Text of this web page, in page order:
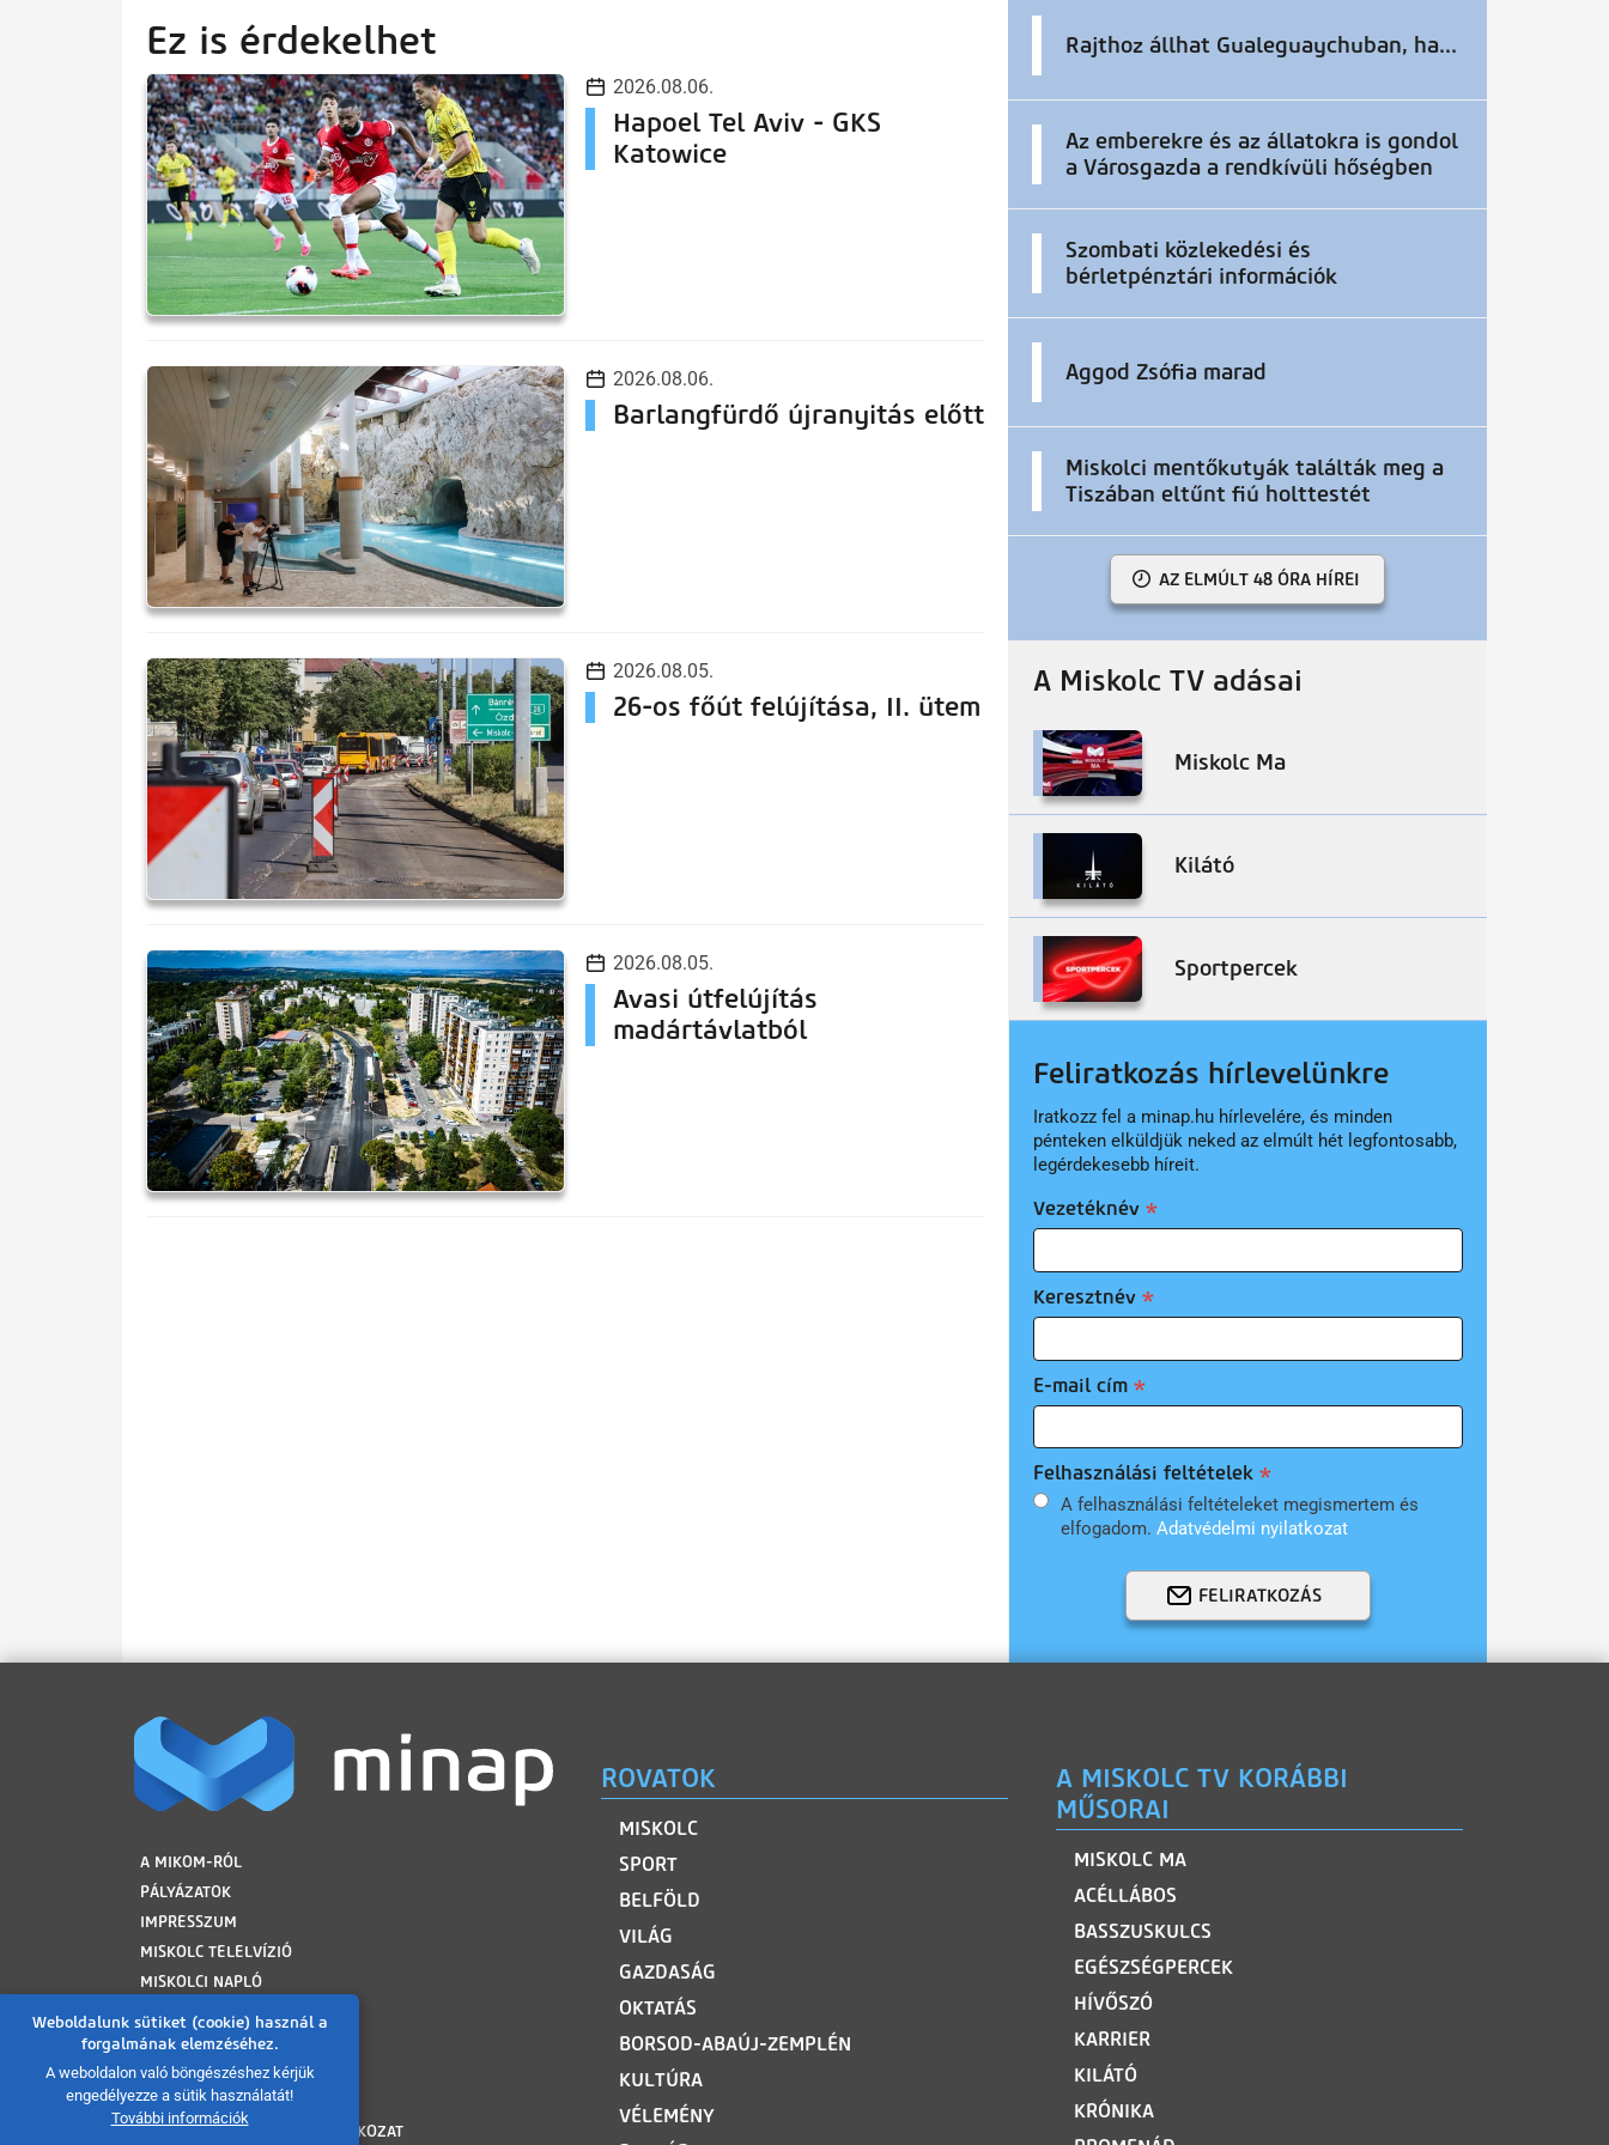
Weboldalunk sütiket (cookie) használ a
forgalmának elemzéséhez.
A weboldalon való böngészéshez kérjük
engedélyezze a sütik használatát!
További információk
Ez is érdekelhet
2026.08.06.
Hapoel Tel Aviv - GKS
Katowice
2026.08.06.
Barlangfürdő újranyitás előtt
2026.08.05.
26-os főút felújítása, II. ütem
2026.08.05.
Avasi útfelújítás
madártávlatból
Rajthoz állhat Gualeguaychuban, ha...
Az emberekre és az állatokra is gondol
a Városgazda a rendkívüli hőségben
Szombati közlekedési és
bérletpénztári információk
Aggod Zsófia marad
Miskolci mentőkutyák találták meg a
Tiszában eltűnt fiú holttestét
AZ ELMÚLT 48 ÓRA HÍREI
A Miskolc TV adásai
Miskolc Ma
Kilátó
Sportpercek
Feliratkozás hírlevelünkre
Iratkozz fel a minap.hu hírlevelére, és minden
pénteken elküldjük neked az elmúlt hét legfontosabb,
legérdekesebb híreit.
Vezetéknév
Keresztnév
E-mail cím
Felhasználási feltételek
A felhasználási feltételeket megismertem és
elfogadom. Adatvédelmi nyilatkozat
FELIRATKOZÁS
LÁBLÉC
A MIKOM-RÓL
PÁLYÁZATOK
IMPRESSZUM
MISKOLC TELELVÍZIÓ
MISKOLCI NAPLÓ
FELHASZNÁLÁSI FELTÉTELEK
ADATVÉDELMI TÁJÉKOZTATÓ
SÜTI TÁJÉKOZTATÓ
AKADÁLYMENTESÍTÉSI NYILATKOZAT
ROVATOK
MISKOLC
SPORT
BELFÖLD
VILÁG
GAZDASÁG
OKTATÁS
BORSOD-ABAÚJ-ZEMPLÉN
KULTÚRA
VÉLEMÉNY
A MISKOLC TV KORÁBBI
MŰSORAI
MISKOLC MA
ACÉLLÁBOS
BASSZUSKULCS
EGÉSZSÉGPERCEK
HÍVŐSZÓ
KARRIER
KILÁTÓ
KRÓNIKA